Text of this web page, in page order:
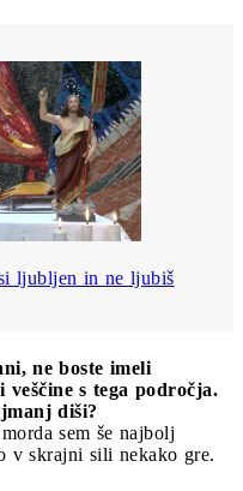
ljubljen in ne ljubiš
ne boste imeli
s tega področja.
diši?
sem še najbolj
v skrajni sili nekako gre.